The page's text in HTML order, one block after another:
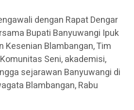
dengan Rapat Dengar
Bupati Banyuwangi Ipuk
Kesenian Blambangan, Tim
Seni, akademisi,
sejarawan Banyuwangi di
Blambangan, Rabu